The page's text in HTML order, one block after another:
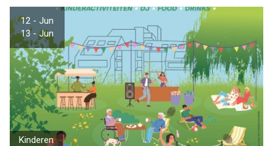
12 - Jun
13 - Jun
Kinderen